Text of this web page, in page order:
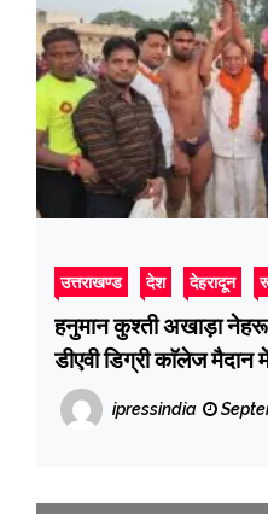
उत्तराखण्ड देश देहरादून
हनुमान कुश्ती अखाड़ा
डीएवी डिग्री काॅलेज मैदान
उपलक्ष में एक दिवसीय दंगल
आयोजन
ipressindia